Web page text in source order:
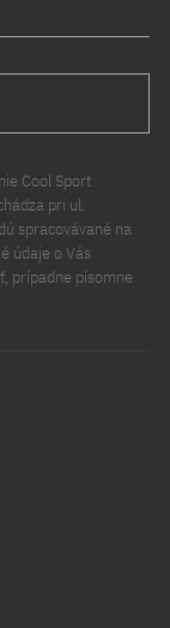
Cool Sport
pri ul.
spracovávané na
údaje o Vás
prípadne písomne